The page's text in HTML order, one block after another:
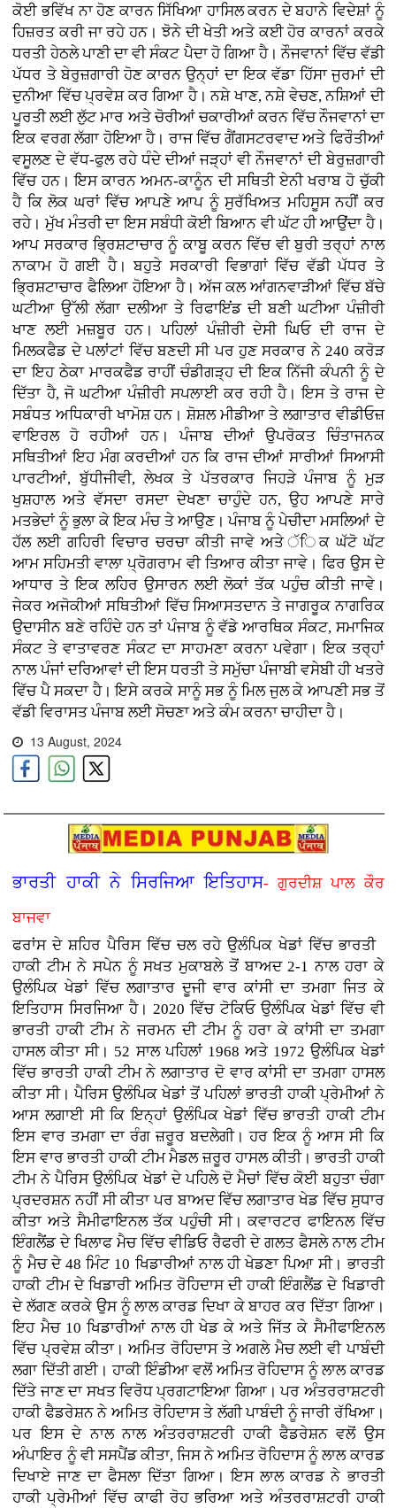
ਕੋਈ ਭਵਿੱਖ ਨਾ ਹੋਣ ਕਾਰਨ ਸਿੱਖਿਆ ਹਾਸਿਲ ਕਰਨ ਦੇ ਬਹਾਨੇ ਵਿਦੇਸ਼ਾਂ ਨੂੰ
ਹਿਜ਼ਰਤ ਕਰੀ ਜਾ ਰਹੇ ਹਨ। ਝੋਨੇ ਦੀ ਖੇਤੀ ਅਤੇ ਕਈ ਹੋਰ ਕਾਰਨਾਂ ਕਰਕੇ
ਧਰਤੀ ਹੇਠਲੇ ਪਾਣੀ ਦਾ ਵੀ ਸੰਕਟ ਪੈਦਾ ਹੋ ਗਿਆ ਹੈ। ਨੌਜਵਾਨਾਂ ਵਿੱਚ ਵੱਡੀ
ਪੱਧਰ ਤੇ ਬੇਰੁਜ਼ਗਾਰੀ ਹੋਣ ਕਾਰਨ ਉਨ੍ਹਾਂ ਦਾ ਇਕ ਵੱਡਾ ਹਿੱਸਾ ਜੁਰਮਾਂ ਦੀ
ਦੁਨੀਆ ਵਿੱਚ ਪ੍ਰਵੇਸ਼ ਕਰ ਗਿਆ ਹੈ। ਨਸ਼ੇ ਖਾਣ, ਨਸ਼ੇ ਵੇਚਣ, ਨਸ਼ਿਆਂ ਦੀ
ਪੂਰਤੀ ਲਈ ਲੁੱਟ ਮਾਰ ਅਤੇ ਚੋਰੀਆਂ ਚਕਾਰੀਆਂ ਕਰਨ ਵਿੱਚ ਨੌਜਵਾਨਾਂ ਦਾ
ਇਕ ਵਰਗ ਲੱਗਾ ਹੋਇਆ ਹੈ। ਰਾਜ ਵਿੱਚ ਗੈਂਗਸਟਰਵਾਦ ਅਤੇ ਫਿਰੌਤੀਆਂ
ਵਸੂਲਣ ਦੇ ਵੱਧ-ਫੁਲ ਰਹੇ ਧੰਦੇ ਦੀਆਂ ਜੜ੍ਹਾਂ ਵੀ ਨੌਜਵਾਨਾਂ ਦੀ ਬੇਰੁਜ਼ਗਾਰੀ
ਵਿੱਚ ਹਨ। ਇਸ ਕਾਰਨ ਅਮਨ-ਕਾਨੂੰਨ ਦੀ ਸਥਿਤੀ ਏਨੀ ਖਰਾਬ ਹੋ ਚੁੱਕੀ
ਹੈ ਕਿ ਲੋਕ ਘਰਾਂ ਵਿੱਚ ਆਪਣੇ ਆਪ ਨੂੰ ਸੁਰੱਖਿਅਤ ਮਹਿਸੂਸ ਨਹੀਂ ਕਰ
ਰਹੇ। ਮੁੱਖ ਮੰਤਰੀ ਦਾ ਇਸ ਸਬੰਧੀ ਕੋਈ ਬਿਆਨ ਵੀ ਘੱਟ ਹੀ ਆਉਂਦਾ ਹੈ।
ਆਪ ਸਰਕਾਰ ਭ੍ਰਿਸ਼ਟਾਚਾਰ ਨੂੰ ਕਾਬੂ ਕਰਨ ਵਿੱਚ ਵੀ ਬੁਰੀ ਤਰ੍ਹਾਂ ਨਾਲ
ਨਾਕਾਮ ਹੋ ਗਈ ਹੈ। ਬਹੁਤੇ ਸਰਕਾਰੀ ਵਿਭਾਗਾਂ ਵਿੱਚ ਵੱਡੀ ਪੱਧਰ ਤੇ
ਭ੍ਰਿਸ਼ਟਾਚਾਰ ਫੈਲਿਆ ਹੋਇਆ ਹੈ। ਅੱਜ ਕਲ ਆਂਗਨਵਾੜੀਆਂ ਵਿੱਚ ਬੱਚੇ
ਘਟੀਆ ਉੱਲੀ ਲੱਗਾ ਦਲੀਆ ਤੇ ਰਿਫਾਇਂਡ ਦੀ ਬਣੀ ਘਟੀਆ ਪੰਜ਼ੀਰੀ
ਖਾਣ ਲਈ ਮਜ਼ਬੂਰ ਹਨ। ਪਹਿਲਾਂ ਪੰਜ਼ੀਰੀ ਦੇਸੀ ਘਿਓ ਦੀ ਰਾਜ ਦੇ
ਮਿਲਕਫੈਡ ਦੇ ਪਲਾਂਟਾਂ ਵਿੱਚ ਬਣਦੀ ਸੀ ਪਰ ਹੁਣ ਸਰਕਾਰ ਨੇ 240 ਕਰੋੜ
ਦਾ ਇਹ ਠੇਕਾ ਮਾਰਕਫੈਡ ਰਾਹੀਂ ਚੰਡੀਗੜ੍ਹ ਦੀ ਇਕ ਨਿੱਜੀ ਕੰਪਨੀ ਨੂੰ ਦੇ
ਦਿੱਤਾ ਹੈ, ਜੋ ਘਟੀਆ ਪੰਜ਼ੀਰੀ ਸਪਲਾਈ ਕਰ ਰਹੀ ਹੈ। ਇਸ ਤੇ ਰਾਜ ਦੇ
ਸਬੰਧਤ ਅਧਿਕਾਰੀ ਖਾਮੋਸ਼ ਹਨ। ਸ਼ੋਸ਼ਲ ਮੀਡੀਆ ਤੇ ਲਗਾਤਾਰ ਵੀਡੀਓਜ਼
ਵਾਇਰਲ ਹੋ ਰਹੀਆਂ ਹਨ। ਪੰਜਾਬ ਦੀਆਂ ਉਪਰੋਕਤ ਚਿੰਤਾਜਨਕ
ਸਥਿਤੀਆਂ ਇਹ ਮੰਗ ਕਰਦੀਆਂ ਹਨ ਕਿ ਰਾਜ ਦੀਆਂ ਸਾਰੀਆਂ ਸਿਆਸੀ
ਪਾਰਟੀਆਂ, ਬੁੱਧੀਜੀਵੀ, ਲੇਖਕ ਤੇ ਪੱਤਰਕਾਰ ਜਿਹੜੇ ਪੰਜਾਬ ਨੂੰ ਮੁੜ
ਖੁਸ਼ਹਾਲ ਅਤੇ ਵੱਸਦਾ ਰਸਦਾ ਦੇਖਣਾ ਚਾਹੁੰਦੇ ਹਨ, ਉਹ ਆਪਣੇ ਸਾਰੇ
ਮਤਭੇਦਾਂ ਨੂੰ ਭੁਲਾ ਕੇ ਇਕ ਮੰਚ ਤੇ ਆਉਣ। ਪੰਜਾਬ ਨੂੰ ਪੇਚੀਦਾ ਮਸਲਿਆਂ ਦੇ
ਹੱਲ ਲਈ ਗਹਿਰੀ ਵਿਚਾਰ ਚਰਚਾ ਕੀਤੀ ਜਾਵੇ ਅਤੇ ੱਿਕ ਘੱਟੋ ਘੱਟ
ਆਮ ਸਹਿਮਤੀ ਵਾਲਾ ਪ੍ਰੋਗਰਾਮ ਵੀ ਤਿਆਰ ਕੀਤਾ ਜਾਵੇ। ਫਿਰ ਉਸ ਦੇ
ਆਧਾਰ ਤੇ ਇਕ ਲਹਿਰ ਉਸਾਰਨ ਲਈ ਲੋਕਾਂ ਤੱਕ ਪਹੁੰਚ ਕੀਤੀ ਜਾਵੇ।
ਜੇਕਰ ਅਜੋਕੀਆਂ ਸਥਿਤੀਆਂ ਵਿੱਚ ਸਿਆਸਤਦਾਨ ਤੇ ਜਾਗਰੂਕ ਨਾਗਰਿਕ
ਉਦਾਸੀਨ ਬਣੇ ਰਹਿੰਦੇ ਹਨ ਤਾਂ ਪੰਜਾਬ ਨੂੰ ਵੱਡੇ ਆਰਥਿਕ ਸੰਕਟ, ਸਮਾਜਿਕ
ਸੰਕਟ ਤੇ ਵਾਤਾਵਰਣ ਸੰਕਟ ਦਾ ਸਾਹਮਣਾ ਕਰਨਾ ਪਵੇਗਾ। ਇਕ ਤਰ੍ਹਾਂ
ਨਾਲ ਪੰਜਾਂ ਦਰਿਆਵਾਂ ਦੀ ਇਸ ਧਰਤੀ ਤੇ ਸਮੁੱਚਾ ਪੰਜਾਬੀ ਵਸੇਬੀ ਹੀ ਖਤਰੇ
ਵਿੱਚ ਪੈ ਸਕਦਾ ਹੈ। ਇਸੇ ਕਰਕੇ ਸਾਨੂੰ ਸਭ ਨੂੰ ਮਿਲ ਜੁਲ ਕੇ ਆਪਣੀ ਸਭ ਤੋਂ
ਵੱਡੀ ਵਿਰਾਸਤ ਪੰਜਾਬ ਲਈ ਸੋਚਣਾ ਅਤੇ ਕੰਮ ਕਰਨਾ ਚਾਹੀਦਾ ਹੈ।
13 August, 2024
ਭਾਰਤੀ ਹਾਕੀ ਨੇ ਸਿਰਜਿਆ ਇਤਿਹਾਸ- ਗੁਰਦੀਸ਼ ਪਾਲ ਕੌਰ
ਬਾਜਵਾ
ਫਰਾਂਸ ਦੇ ਸ਼ਹਿਰ ਪੈਰਿਸ ਵਿੱਚ ਚਲ ਰਹੇ ਉਲੰਪਿਕ ਖੇਡਾਂ ਵਿੱਚ ਭਾਰਤੀ
ਹਾਕੀ ਟੀਮ ਨੇ ਸਪੇਨ ਨੂੰ ਸਖਤ ਮੁਕਾਬਲੇ ਤੋਂ ਬਾਅਦ 2-1 ਨਾਲ ਹਰਾ ਕੇ
ਉਲੰਪਿਕ ਖੇਡਾਂ ਵਿੱਚ ਲਗਾਤਾਰ ਦੂਜੀ ਵਾਰ ਕਾਂਸੀ ਦਾ ਤਮਗਾ ਜਿਤ ਕੇ
ਇਤਿਹਾਸ ਸਿਰਜਿਆ ਹੈ। 2020 ਵਿੱਚ ਟੋਕਿਓ ਉਲੰਪਿਕ ਖੇਡਾਂ ਵਿੱਚ ਵੀ
ਭਾਰਤੀ ਹਾਕੀ ਟੀਮ ਨੇ ਜਰਮਨ ਦੀ ਟੀਮ ਨੂੰ ਹਰਾ ਕੇ ਕਾਂਸੀ ਦਾ ਤਮਗਾ
ਹਾਸਲ ਕੀਤਾ ਸੀ। 52 ਸਾਲ ਪਹਿਲਾਂ 1968 ਅਤੇ 1972 ਉਲੰਪਿਕ ਖੇਡਾਂ
ਵਿੱਚ ਭਾਰਤੀ ਹਾਕੀ ਟੀਮ ਨੇ ਲਗਾਤਾਰ ਦੋ ਵਾਰ ਕਾਂਸੀ ਦਾ ਤਮਗਾ ਹਾਸਲ
ਕੀਤਾ ਸੀ। ਪੈਰਿਸ ਉਲੰਪਿਕ ਖੇਡਾਂ ਤੋਂ ਪਹਿਲਾਂ ਭਾਰਤੀ ਹਾਕੀ ਪ੍ਰੇਮੀਆਂ ਨੇ
ਆਸ ਲਗਾਈ ਸੀ ਕਿ ਇਨ੍ਹਾਂ ਉਲੰਪਿਕ ਖੇਡਾਂ ਵਿੱਚ ਭਾਰਤੀ ਹਾਕੀ ਟੀਮ
ਇਸ ਵਾਰ ਤਮਗਾ ਦਾ ਰੰਗ ਜ਼ਰੂਰ ਬਦਲੇਗੀ। ਹਰ ਇਕ ਨੂੰ ਆਸ ਸੀ ਕਿ
ਇਸ ਵਾਰ ਭਾਰਤੀ ਹਾਕੀ ਟੀਮ ਮੈਡਲ ਜ਼ਰੂਰ ਹਾਸਲ ਕੀਤੀ। ਭਾਰਤੀ ਹਾਕੀ
ਟੀਮ ਨੇ ਪੈਰਿਸ ਉਲੰਪਿਕ ਖੇਡਾਂ ਦੇ ਪਹਿਲੇ ਦੋ ਮੈਚਾਂ ਵਿੱਚ ਕੋਈ ਬਹੁਤਾ ਚੰਗਾ
ਪ੍ਰਦਰਸ਼ਨ ਨਹੀਂ ਸੀ ਕੀਤਾ ਪਰ ਬਾਅਦ ਵਿੱਚ ਲਗਾਤਾਰ ਖੇਡ ਵਿੱਚ ਸੁਧਾਰ
ਕੀਤਾ ਅਤੇ ਸੈਮੀਫਾਇਨਲ ਤੱਕ ਪਹੁੰਚੀ ਸੀ। ਕਵਾਰਟਰ ਫਾਇਨਲ ਵਿੱਚ
ਇੰਗਲੈਂਡ ਦੇ ਖਿਲਾਫ ਮੈਚ ਵਿੱਚ ਵੀਡਿਓ ਰੈਫਰੀ ਦੇ ਗਲਤ ਫੈਸਲੇ ਨਾਲ ਟੀਮ
ਨੂੰ ਮੈਚ ਦੇ 48 ਮਿੰਟ 10 ਖਿਡਾਰੀਆਂ ਨਾਲ ਹੀ ਖੇਡਣਾ ਪਿਆ ਸੀ। ਭਾਰਤੀ
ਹਾਕੀ ਟੀਮ ਦੇ ਖਿਡਾਰੀ ਅਮਿਤ ਰੋਹਿਦਾਸ ਦੀ ਹਾਕੀ ਇੰਗਲੈਂਡ ਦੇ ਖਿਡਾਰੀ
ਦੇ ਲੱਗਣ ਕਰਕੇ ਉਸ ਨੂੰ ਲਾਲ ਕਾਰਡ ਦਿਖਾ ਕੇ ਬਾਹਰ ਕਰ ਦਿੱਤਾ ਗਿਆ।
ਇਹ ਮੈਚ 10 ਖਿਡਾਰੀਆਂ ਨਾਲ ਹੀ ਖੇਡ ਕੇ ਅਤੇ ਜਿੱਤ ਕੇ ਸੈਮੀਫਾਇਨਲ
ਵਿੱਚ ਪ੍ਰਵੇਸ਼ ਕੀਤਾ। ਅਮਿਤ ਰੋਹਿਦਾਸ ਤੇ ਅਗਲੇ ਮੈਚ ਲਈ ਵੀ ਪਾਬੰਦੀ
ਲਗਾ ਦਿੱਤੀ ਗਈ। ਹਾਕੀ ਇੰਡੀਆ ਵਲੋਂ ਅਮਿਤ ਰੋਹਿਦਾਸ ਨੂੰ ਲਾਲ ਕਾਰਡ
ਦਿੱਤੇ ਜਾਣ ਦਾ ਸਖਤ ਵਿਰੋਧ ਪ੍ਰਗਟਾਇਆ ਗਿਆ। ਪਰ ਅੰਤਰਰਾਸ਼ਟਰੀ
ਹਾਕੀ ਫੈਡਰੇਸ਼ਨ ਨੇ ਅਮਿਤ ਰੋਹਿਦਾਸ ਤੇ ਲੱਗੀ ਪਾਬੰਦੀ ਨੂੰ ਜਾਰੀ ਰੱਖਿਆ।
ਪਰ ਇਸ ਦੇ ਨਾਲ ਨਾਲ ਅੰਤਰਰਾਸ਼ਟਰੀ ਹਾਕੀ ਫੈਡਰੇਸ਼ਨ ਵਲੋਂ ਉਸ
ਅੰਪਾਇਰ ਨੂੰ ਵੀ ਸਸਪੈਂਡ ਕੀਤਾ, ਜਿਸ ਨੇ ਅਮਿਤ ਰੋਹਿਦਾਸ ਨੂੰ ਲਾਲ ਕਾਰਡ
ਦਿਖਾਏ ਜਾਣ ਦਾ ਫੈਸਲਾ ਦਿੱਤਾ ਗਿਆ। ਇਸ ਲਾਲ ਕਾਰਡ ਨੇ ਭਾਰਤੀ
ਹਾਕੀ ਪ੍ਰੇਮੀਆਂ ਵਿੱਚ ਕਾਫੀ ਰੋਹ ਭਰਿਆ ਅਤੇ ਅੰਤਰਰਾਸ਼ਟਰੀ ਹਾਕੀ